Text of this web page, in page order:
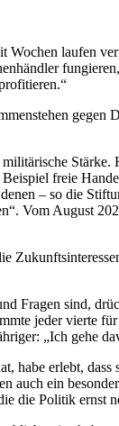
laufen
freie
– so die
Vom August
Fragen sind,
jeder vierte
„Ich gehe
habe erlebt,
auch ein
die Politik ernst